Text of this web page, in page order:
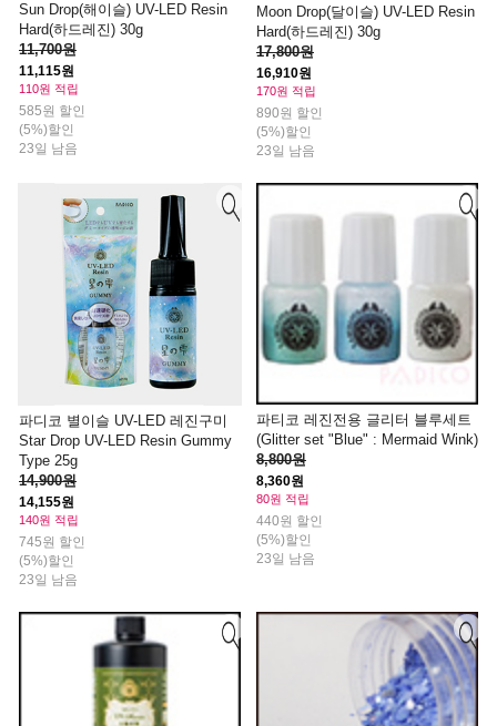
Sun Drop(해이슬) UV-LED Resin
Hard(하드레진) 30g
11,700원
11,115원
110원 적립
585원 할인
(5%)할인
23일 남음
Moon Drop(달이슬) UV-LED Resin
Hard(하드레진) 30g
17,800원
16,910원
170원 적립
890원 할인
(5%)할인
23일 남음
파디코 별이슬 UV-LED 레진구미
Star Drop UV-LED Resin Gummy
Type 25g
14,900원
14,155원
140원 적립
745원 할인
(5%)할인
23일 남음
파티코 레진전용 글리터 블루세트
(Glitter set "Blue" : Mermaid Wink)
8,800원
8,360원
80원 적립
440원 할인
(5%)할인
23일 남음